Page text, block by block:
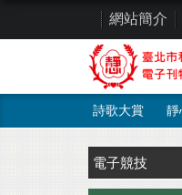
網站簡介
詩歌大賞 靜